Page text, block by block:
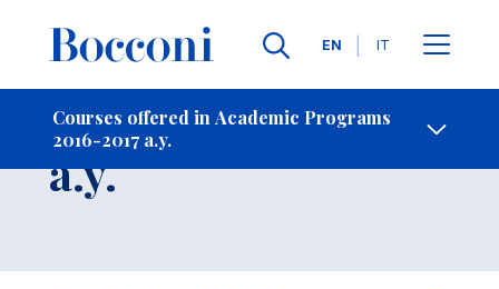
Languages
EN IT
Courses offered in Academic Programs
2016-2017 a.y.
- Contact Us
Course 2016-2017
a.y.